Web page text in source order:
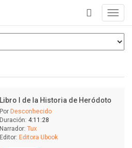
+
Libro I de la Historia de Heródoto
Por Desconhecido
Duración: 4:11:28
Narrador: Tux
Editor: Editora Ubook